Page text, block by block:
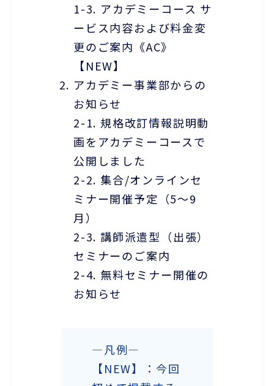
1-3. アカデミーコース サ
ービス内容および料金変
更のご案内《AC》
【NEW】
アカデミー事業部からの
お知らせ
2-1. 規格改訂情報説明動
画をアカデミーコースで
公開しました
2-2. 集合/オンラインセ
ミナー開催予定（5～9
月）
2-3. 講師派遣型（出張）
セミナーのご案内
2-4. 無料セミナー開催の
お知らせ
―凡例―
【NEW】：今回